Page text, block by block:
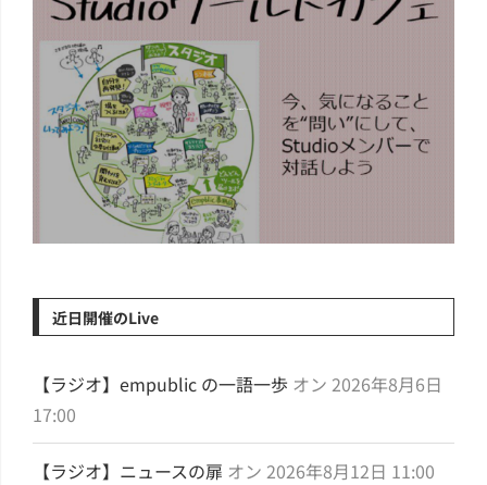
Studioワー...
近日開催のLive
【ラジオ】empublic の一語一歩 オン 2026年8月6日
17:00
【ラジオ】ニュースの扉 オン 2026年8月12日 11:00